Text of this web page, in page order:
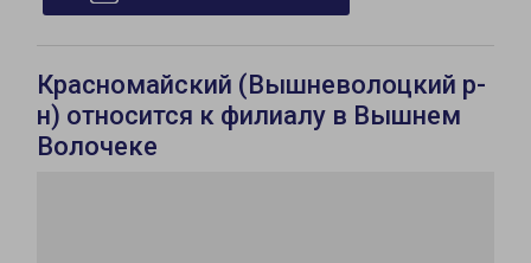
Красномайский (Вышневолоцкий р-
н) относится к филиалу в Вышнем
Волочеке